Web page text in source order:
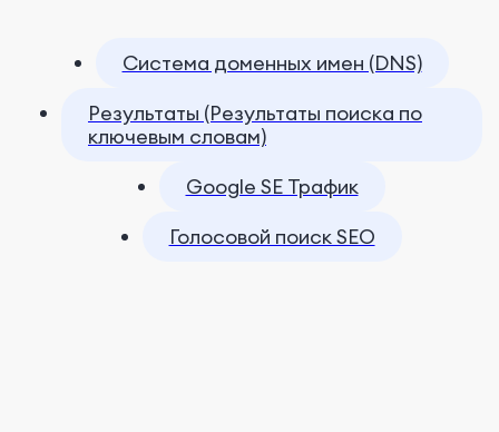
Система доменных имен (DNS)
Результаты (Результаты поиска по
ключевым словам)
Google SE Трафик
Голосовой поиск SEO